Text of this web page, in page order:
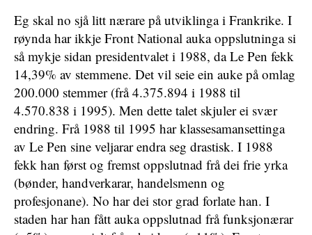
Eg skal no sjå litt nærare på utviklinga i Frankrike. I
røynda har ikkje Front National auka oppslutninga si
så mykje sidan presidentvalet i 1988, da Le Pen fekk
14,39% av stemmene. Det vil seie ein auke på omlag
200.000 stemmer (frå 4.375.894 i 1988 til
4.570.838 i 1995). Men dette talet skjuler ei svær
endring. Frå 1988 til 1995 har klassesamansettinga
av Le Pen sine veljarar endra seg drastisk. I 1988
fekk han først og fremst oppslutnad frå dei frie yrka
(bønder, handverkarar, handelsmenn og
profesjonane). No har dei stor grad forlate han. I
staden har han fått auka oppslutnad frå funksjonærar